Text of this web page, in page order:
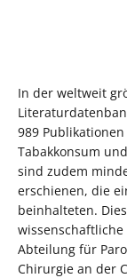
In der weltweit
989
Tabakkonsum
sind zudem
erschienen, die
beinhalteten.
wissenschaftliche
Abteilung für
Chirurgie an der